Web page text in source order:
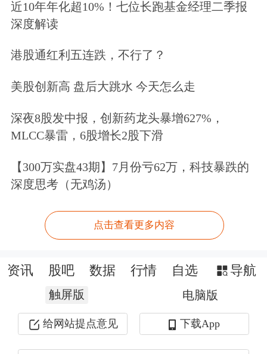
近10年年化超10%！七位长跑基金经理二季报
深度解读
港股通红利五连跌，不行了？
美股创新高 盘后大跳水 今天怎么走
深夜8股发中报，创新药龙头暴增627%，
MLCC暴雷，6股增长2股下滑
【300万实盘43期】7月份亏62万，科技暴跌的
深度思考（无鸡汤）
点击查看更多内容
资讯 股吧 数据 行情 自选 导航
触屏版 电脑版
给网站提点意见 下载App